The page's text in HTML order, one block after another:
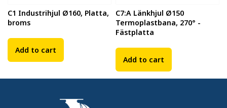
C1 Industrihjul Ø160, Platta,
broms
Add to cart
C7:A Länkhjul Ø150
Termoplastbana, 270° -
Fästplatta
Add to cart